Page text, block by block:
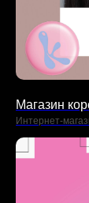
Магазин
Интернет-